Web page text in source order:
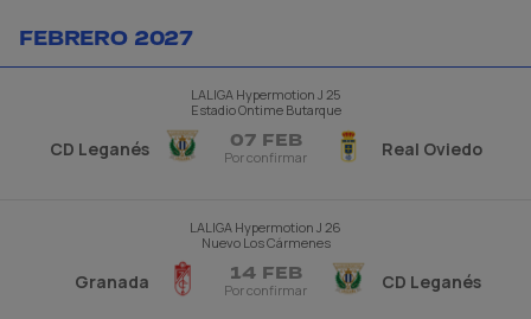
FEBRERO 2027
LALIGA Hypermotion J 25
Estadio Ontime Butarque
CD Leganés 07 FEB
Por confirmar Real Oviedo
LALIGA Hypermotion J 26
Nuevo Los Cármenes
Granada 14 FEB
Por confirmar CD Leganés